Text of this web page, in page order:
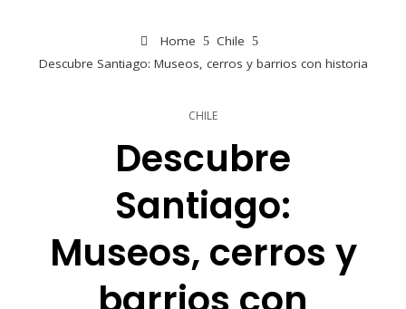
Home
Chile
Descubre Santiago: Museos, cerros y barrios con historia
CHILE
Descubre
Santiago:
Museos, cerros y